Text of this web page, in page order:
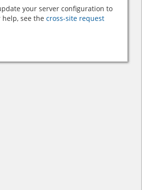
your server configuration to
help, see the cross-site request